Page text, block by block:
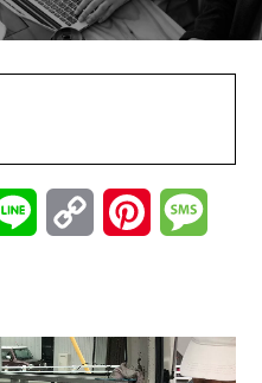
Line
Copy
Link
Pinterest